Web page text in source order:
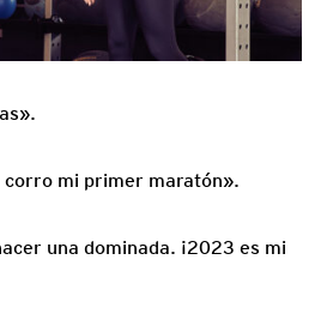
corro mi primer maratón».
una dominada. ¡2023 es mi